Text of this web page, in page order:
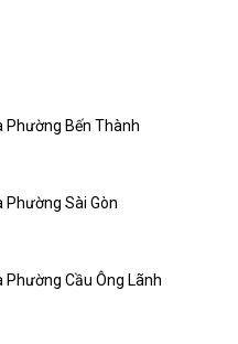
Phường Bến Thành
Sài Gòn
Cầu Ông Lãnh